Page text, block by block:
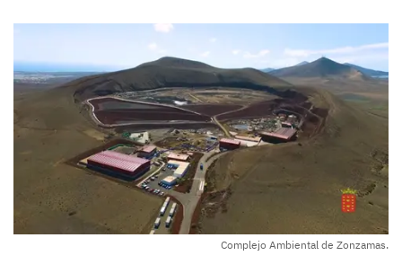
Complejo Ambiental de Zonzamas.